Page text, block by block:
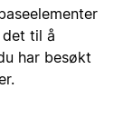
til å
har besøkt